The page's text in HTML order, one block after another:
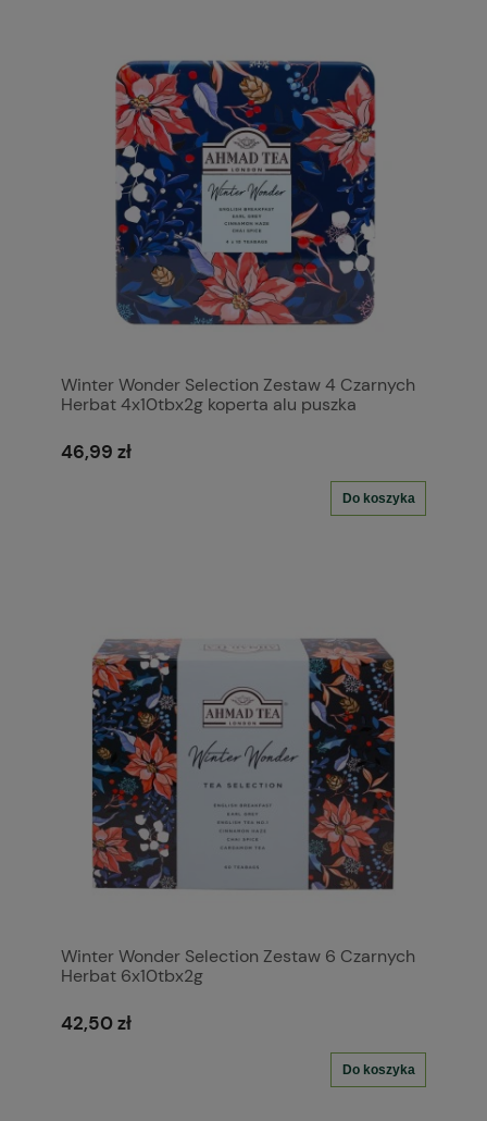
Winter Wonder Selection Zestaw 4 Czarnych
Herbat 4x10tbx2g koperta alu puszka
46,99 zł
Do koszyka
Winter Wonder Selection Zestaw 6 Czarnych
Herbat 6x10tbx2g
42,50 zł
Do koszyka